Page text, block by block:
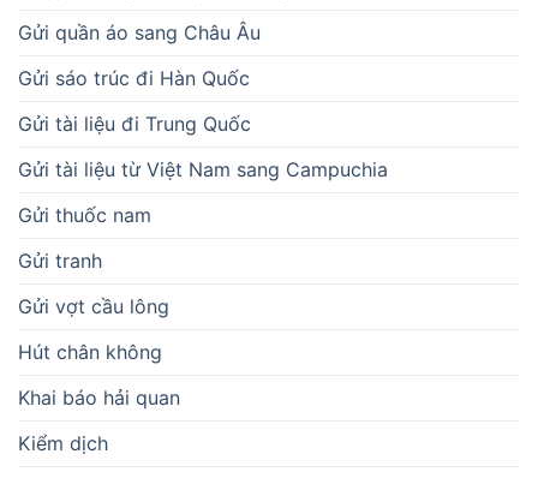
Gửi quần áo sang Châu Âu
Gửi sáo trúc đi Hàn Quốc
Gửi tài liệu đi Trung Quốc
Gửi tài liệu từ Việt Nam sang Campuchia
Gửi thuốc nam
Gửi tranh
Gửi vợt cầu lông
Hút chân không
Khai báo hải quan
Kiểm dịch